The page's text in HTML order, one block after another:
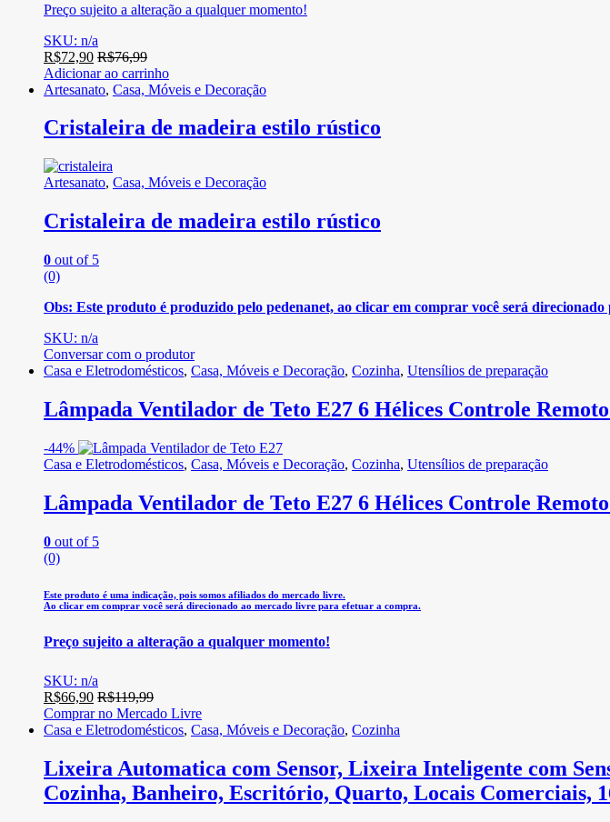
Preço sujeito a alteração a qualquer momento!
SKU: n/a
R$72,90 R$76,99
Adicionar ao carrinho
Artesanato, Casa, Móveis e Decoração
Cristaleira de madeira estilo rústico
Artesanato, Casa, Móveis e Decoração
Cristaleira de madeira estilo rústico
0 out of 5
(0)
Obs: Este produto é produzido pelo pedenanet, ao clicar em comprar você será
SKU: n/a
Conversar com o produtor
Casa e Eletrodomésticos, Casa, Móveis e Decoração, Cozinha, Utensílios de preparação
Lâmpada Ventilador de Teto E27 6 Hélices Controle
-44%
Casa e Eletrodomésticos, Casa, Móveis e Decoração, Cozinha, Utensílios de preparação
Lâmpada Ventilador de Teto E27 6 Hélices Controle
0 out of 5
(0)
Este produto é uma indicação, pois somos afiliados do mercado livre.
Ao clicar em comprar você será direcionado ao mercado livre para efetuar a compra.
Preço sujeito a alteração a qualquer momento!
SKU: n/a
R$66,90 R$119,99
Comprar no Mercado Livre
Casa e Eletrodomésticos, Casa, Móveis e Decoração, Cozinha
Lixeira Automatica com Sensor, Lixeira Inteligente com
Cozinha, Banheiro, Escritório, Quarto, Locais Comerciais,